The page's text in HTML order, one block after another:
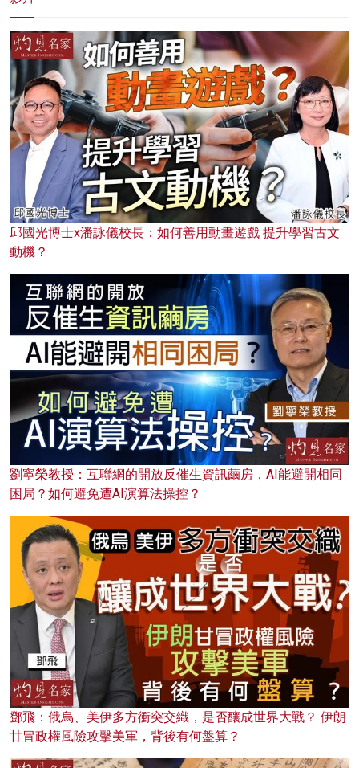
邱國光博士x潘詠儀校長：如何善用動畫遊戲 提升學習古文
動機？
劉寧榮教授：互聯網的開放反催生資訊繭房，AI能避開相同
困局？如何避免遭AI演算法操控？
鄧飛：俄烏、美伊多方衝突交織，是否釀成世界大戰？ 伊朗
甘冒政權風險攻擊美軍，背後有何盤算？